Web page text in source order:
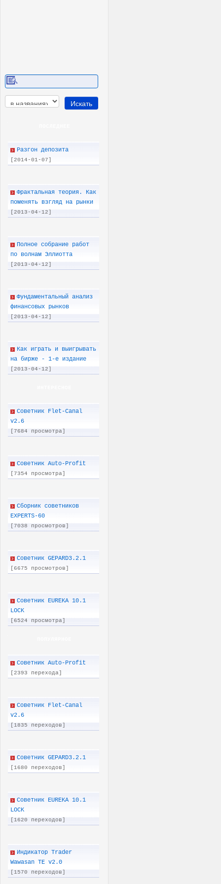
Разгон депозита
[2014-01-07]
Фрактальная теория. Как
поменять взгляд на рынки
[2013-04-12]
Полное собрание работ
по волнам Эллиотта
[2013-04-12]
Фундаментальный анализ
финансовых рынков
[2013-04-12]
Как играть и выигрывать
на бирже - 1-е издание
[2013-04-12]
Советник Flet-Canal
v2.6
[7684 просмотра]
Советник Auto-Profit
[7354 просмотра]
Сборник советников
EXPERTS-60
[7038 просмотров]
Советник GEPARD3.2.1
[6675 просмотров]
Советник EUREKA 10.1
LOCK
[6524 просмотра]
Советник Auto-Profit
[2393 перехода]
Советник Flet-Canal
v2.6
[1835 переходов]
Советник GEPARD3.2.1
[1680 переходов]
Советник EUREKA 10.1
LOCK
[1620 переходов]
Индикатор Trader
Wawasan TE v2.0
[1570 переходов]